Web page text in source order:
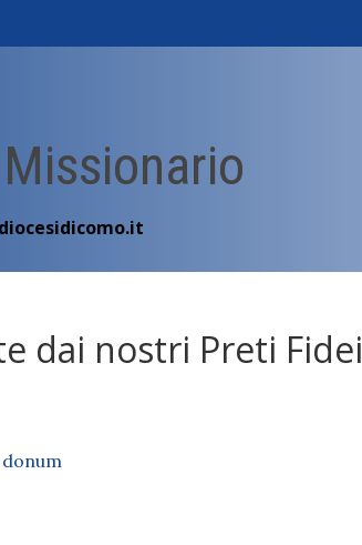
dai nostri Preti Fidei